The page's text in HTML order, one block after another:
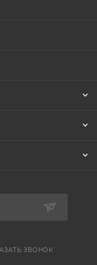
ЗВОНОК